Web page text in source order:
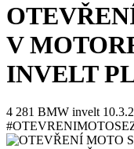
V
INVELT
4 281 BMW invelt